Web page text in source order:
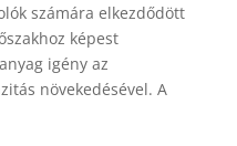
számára elkezdődött
képest
igény az
növekedésével. A